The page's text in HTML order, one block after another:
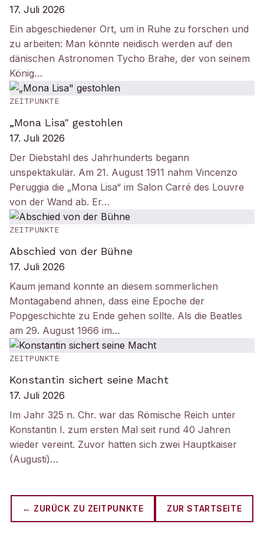
17. Juli 2026
Ein abgeschiedener Ort, um in Ruhe zu forschen und
zu arbeiten: Man könnte neidisch werden auf den
dänischen Astronomen Tycho Brahe, der von seinem
König…
ZEITPUNKTE
„Mona Lisa" gestohlen
17. Juli 2026
Der Diebstahl des Jahrhunderts begann
unspektakulär. Am 21. August 1911 nahm Vincenzo
Peruggia die „Mona Lisa“ im Salon Carré des Louvre
von der Wand ab. Er…
ZEITPUNKTE
Abschied von der Bühne
17. Juli 2026
Kaum jemand konnte an diesem sommerlichen
Montagabend ahnen, dass eine Epoche der
Popgeschichte zu Ende gehen sollte. Als die Beatles
am 29. August 1966 im…
ZEITPUNKTE
Konstantin sichert seine Macht
17. Juli 2026
Im Jahr 325 n. Chr. war das Römische Reich unter
Konstantin I. zum ersten Mal seit rund 40 Jahren
wieder vereint. Zuvor hatten sich zwei Hauptkaiser
(Augusti)…
← ZURÜCK ZU ZEITPUNKTE ZUR STARTSEITE